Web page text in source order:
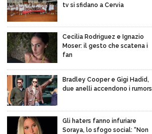
tv si sfidano a Cervia
Cecilia Rodriguez e Ignazio
Moser: il gesto che scatena i
fan
Bradley Cooper e Gigi Hadid,
due anelli accendono i rumors
Gli haters fanno infuriare
Soraya, lo sfogo social: “Non